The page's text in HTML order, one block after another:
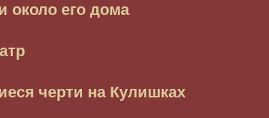
около его дома
черти на Кулишках